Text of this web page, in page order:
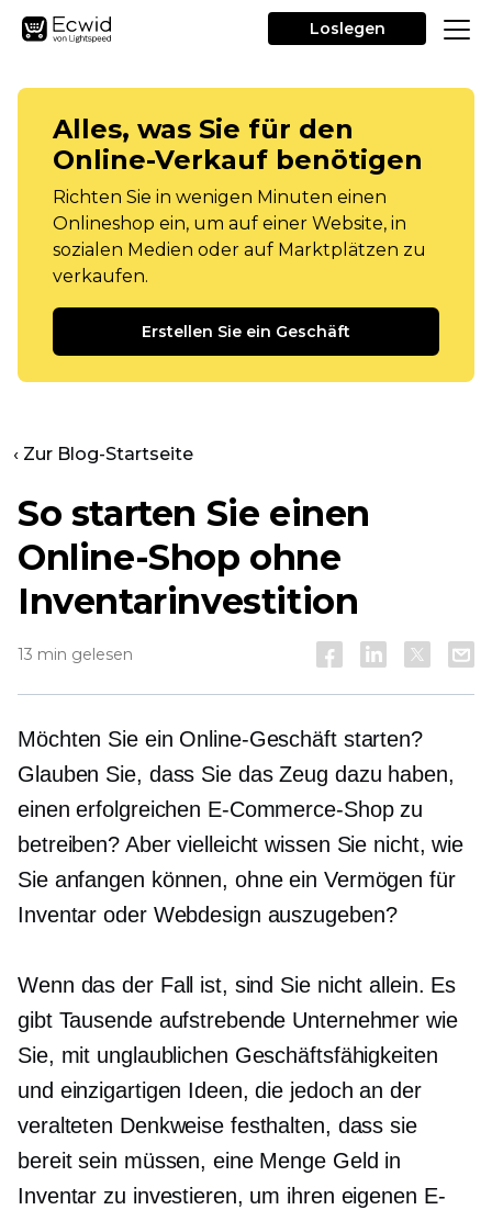
Loslegen
Alles, was Sie für den
Online-Verkauf benötigen
Richten Sie in wenigen Minuten einen
Onlineshop ein, um auf einer Website, in
sozialen Medien oder auf Marktplätzen zu
verkaufen.
Erstellen Sie ein Geschäft
‹ Zur Blog-Startseite
So starten Sie einen
Online-Shop ohne
Inventarinvestition
13 min gelesen
Möchten Sie ein Online-Geschäft starten?
Glauben Sie, dass Sie das Zeug dazu haben,
einen erfolgreichen E-Commerce-Shop zu
betreiben? Aber vielleicht wissen Sie nicht, wie
Sie anfangen können, ohne ein Vermögen für
Inventar oder Webdesign auszugeben?
Wenn das der Fall ist, sind Sie nicht allein. Es
gibt Tausende aufstrebende Unternehmer wie
Sie, mit unglaublichen Geschäftsfähigkeiten
und einzigartigen Ideen, die jedoch an der
veralteten Denkweise festhalten, dass sie
bereit sein müssen, eine Menge Geld in
Inventar zu investieren, um ihren eigenen E-